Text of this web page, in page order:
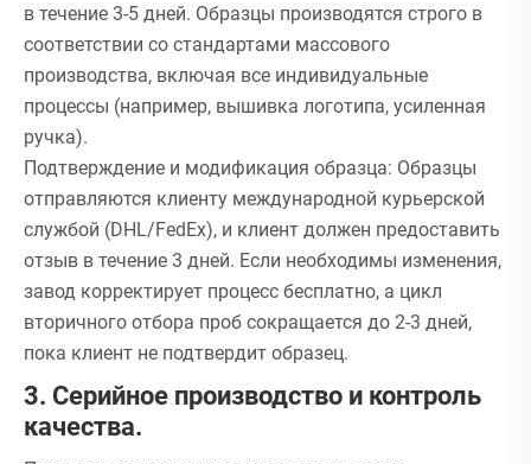
в течение 3-5 дней. Образцы производятся строго в
соответствии со стандартами массового
производства, включая все индивидуальные
процессы (например, вышивка логотипа, усиленная
ручка).
Подтверждение и модификация образца: Образцы
отправляются клиенту международной курьерской
службой (DHL/FedEx), и клиент должен предоставить
отзыв в течение 3 дней. Если необходимы изменения,
завод корректирует процесс бесплатно, а цикл
вторичного отбора проб сокращается до 2-3 дней,
пока клиент не подтвердит образец.
3. Серийное производство и контроль
качества.